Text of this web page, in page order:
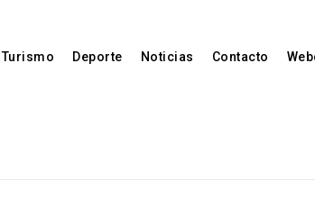
Turismo Deporte Noticias Contacto